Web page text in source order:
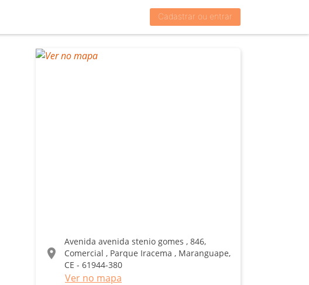
Cadastrar ou entrar
location_on
Avenida avenida stenio gomes , 846,
Comercial , Parque Iracema , Maranguape,
CE - 61944-380
Ver no mapa